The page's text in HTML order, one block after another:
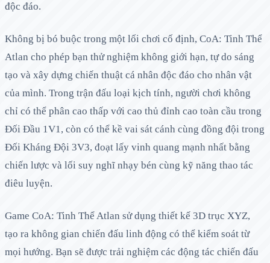
độc đáo.
Không bị bó buộc trong một lối chơi cố định, CoA: Tinh Thể
Atlan cho phép bạn thử nghiệm không giới hạn, tự do sáng
tạo và xây dựng chiến thuật cá nhân độc đáo cho nhân vật
của mình. Trong trận đấu loại kịch tính, người chơi không
chỉ có thể phân cao thấp với cao thủ đỉnh cao toàn cầu trong
Đối Đầu 1V1, còn có thể kề vai sát cánh cùng đồng đội trong
Đối Kháng Đội 3V3, đoạt lấy vinh quang mạnh nhất bằng
chiến lược và lối suy nghĩ nhạy bén cùng kỹ năng thao tác
điêu luyện.
Game CoA: Tinh Thể Atlan sử dụng thiết kế 3D trục XYZ,
tạo ra không gian chiến đấu linh động có thể kiểm soát từ
mọi hướng. Bạn sẽ được trải nghiệm các động tác chiến đấu